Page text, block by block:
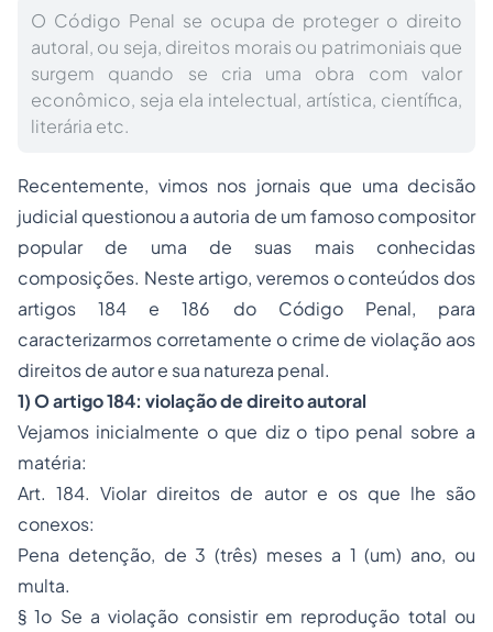
O Código Penal se ocupa de proteger o direito
autoral, ou seja, direitos morais ou patrimoniais que
surgem quando se cria uma obra com valor
econômico, seja ela intelectual, artística, científica,
literária etc.
Recentemente, vimos nos jornais que uma decisão
judicial questionou a autoria de um famoso compositor
popular de uma de suas mais conhecidas
composições. Neste artigo, veremos o conteúdos dos
artigos 184 e 186 do Código Penal, para
caracterizarmos corretamente o crime de violação aos
direitos de autor e sua natureza penal.
1) O artigo 184: violação de direito autoral
Vejamos inicialmente o que diz o tipo penal sobre a
matéria:
Art. 184. Violar direitos de autor e os que lhe são
conexos:
Pena detenção, de 3 (três) meses a 1 (um) ano, ou
multa.
§ 1o Se a violação consistir em reprodução total ou